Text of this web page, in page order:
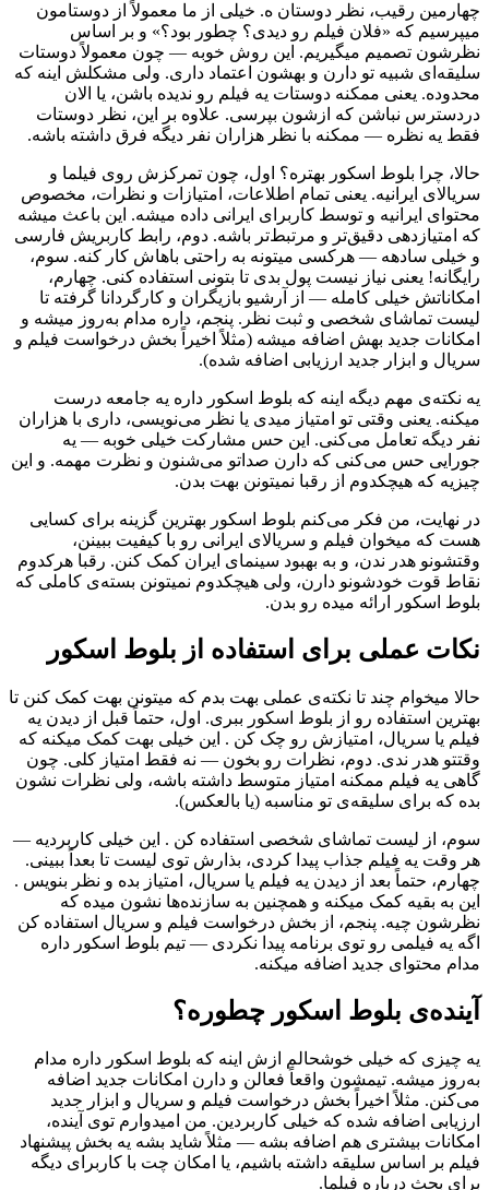
چهارمین رقیب، نظر دوستان ه. خیلی از ما معمولاً از دوستامون
میپرسیم که «فلان فیلم رو دیدی؟ چطور بود؟» و بر اساس
نظرشون تصمیم میگیریم. این روش خوبه — چون معمولاً دوستات
سلیقه‌ای شبیه تو دارن و بهشون اعتماد داری. ولی مشکلش اینه که
محدوده. یعنی ممکنه دوستات یه فیلم رو ندیده باشن، یا الان
دردسترس نباشن که ازشون بپرسی. علاوه بر این، نظر دوستات
فقط یه نظره — ممکنه با نظر هزاران نفر دیگه فرق داشته باشه.
حالا، چرا بلوط اسکور بهتره؟ اول، چون تمرکزش روی فیلما و
سریالای ایرانیه. یعنی تمام اطلاعات، امتیازات و نظرات، مخصوص
محتوای ایرانیه و توسط کاربرای ایرانی داده میشه. این باعث میشه
که امتیازدهی دقیق‌تر و مرتبط‌تر باشه. دوم، رابط کاربریش فارسی
و خیلی سادهه — هرکسی میتونه به راحتی باهاش کار کنه. سوم،
رایگانه! یعنی نیاز نیست پول بدی تا بتونی استفاده کنی. چهارم،
امکاناتش خیلی کامله — از آرشیو بازیگران و کارگردانا گرفته تا
لیست تماشای شخصی و ثبت نظر. پنجم، داره مدام به‌روز میشه و
امکانات جدید بهش اضافه میشه (مثلاً اخیراً بخش درخواست فیلم و
سریال و ابزار جدید ارزیابی اضافه شده).
یه نکته‌ی مهم دیگه اینه که بلوط اسکور داره یه جامعه درست
میکنه. یعنی وقتی تو امتیاز میدی یا نظر می‌نویسی، داری با هزاران
نفر دیگه تعامل می‌کنی. این حس مشارکت خیلی خوبه — یه
جورایی حس می‌کنی که دارن صداتو می‌شنون و نظرت مهمه. و این
چیزیه که هیچکدوم از رقبا نمیتونن بهت بدن.
در نهایت، من فکر می‌کنم بلوط اسکور بهترین گزینه برای کسایی
هست که میخوان فیلم و سریالای ایرانی رو با کیفیت ببینن،
وقتشونو هدر ندن، و به بهبود سینمای ایران کمک کنن. رقبا هرکدوم
نقاط قوت خودشونو دارن، ولی هیچکدوم نمیتونن بسته‌ی کاملی که
بلوط اسکور ارائه میده رو بدن.
نکات عملی برای استفاده از بلوط اسکور
حالا میخوام چند تا نکته‌ی عملی بهت بدم که میتونن بهت کمک کنن تا
بهترین استفاده رو از بلوط اسکور ببری. اول، حتماً قبل از دیدن یه
فیلم یا سریال، امتیازش رو چک کن . این خیلی بهت کمک میکنه که
وقتتو هدر ندی. دوم، نظرات رو بخون — نه فقط امتیاز کلی. چون
گاهی یه فیلم ممکنه امتیاز متوسط داشته باشه، ولی نظرات نشون
بده که برای سلیقه‌ی تو مناسبه (یا بالعکس).
سوم، از لیست تماشای شخصی استفاده کن . این خیلی کاربردیه —
هر وقت یه فیلم جذاب پیدا کردی، بذارش توی لیست تا بعداً ببینی.
چهارم، حتماً بعد از دیدن یه فیلم یا سریال، امتیاز بده و نظر بنویس .
این به بقیه کمک میکنه و همچنین به سازنده‌ها نشون میده که
نظرشون چیه. پنجم، از بخش درخواست فیلم و سریال استفاده کن
اگه یه فیلمی رو توی برنامه پیدا نکردی — تیم بلوط اسکور داره
مدام محتوای جدید اضافه میکنه.
آینده‌ی بلوط اسکور چطوره؟
یه چیزی که خیلی خوشحالم ازش اینه که بلوط اسکور داره مدام
به‌روز میشه. تیمشون واقعاً فعالن و دارن امکانات جدید اضافه
می‌کنن. مثلاً اخیراً بخش درخواست فیلم و سریال و ابزار جدید
ارزیابی اضافه شده که خیلی کاربردین. من امیدوارم توی آینده،
امکانات بیشتری هم اضافه بشه — مثلاً شاید بشه یه بخش پیشنهاد
فیلم بر اساس سلیقه داشته باشیم، یا امکان چت با کاربرای دیگه
برای بحث درباره فیلما.